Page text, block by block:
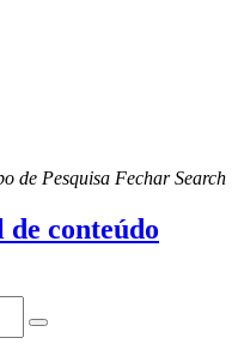
de Pesquisa Fechar Search
conteúdo